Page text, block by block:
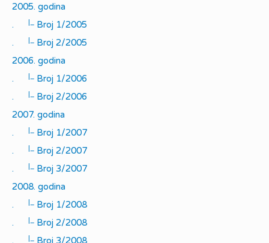
2005. godina
.
|_
Broj 1/2005
.
|_
Broj 2/2005
2006. godina
.
|_
Broj 1/2006
.
|_
Broj 2/2006
2007. godina
.
|_
Broj 1/2007
.
|_
Broj 2/2007
.
|_
Broj 3/2007
2008. godina
.
|_
Broj 1/2008
.
|_
Broj 2/2008
.
|_
Broj 3/2008